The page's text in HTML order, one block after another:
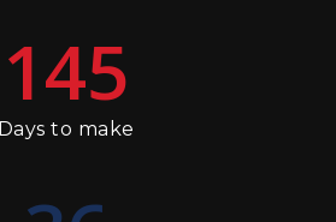
145
Days to make